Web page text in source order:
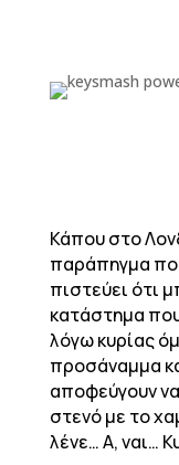
Κάπου στο
παράπηγμα
πιστεύει ότι
κατάστημα
λόγω κυρίας
προσάναμμα
αποφεύγουν
στενό με το
λένε… Α, ναι…